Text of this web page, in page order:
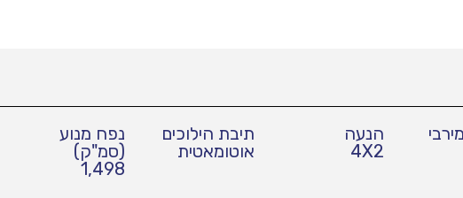
הנעה
4X2
תיבת הילוכים
אוטומאטית
נפח מנוע
(סמ"ק)
1,498